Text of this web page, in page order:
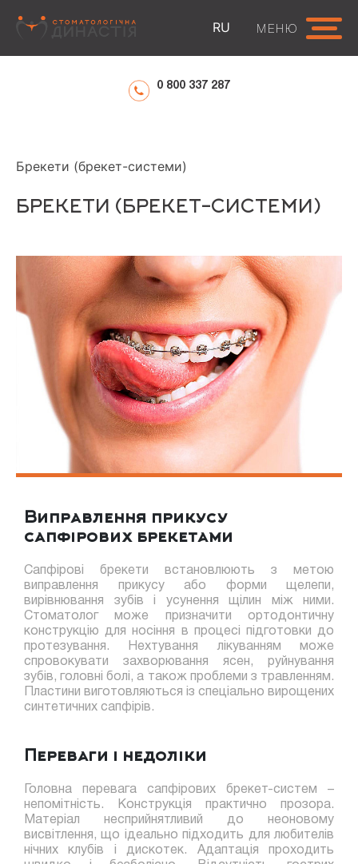
RU
0 800 337 287
Брекети (брекет-системи)
БРЕКЕТИ (БРЕКЕТ-СИСТЕМИ)
Виправлення прикусу
сапфірових брекетами
Сапфірові брекети встановлюють з метою
виправлення прикусу або форми щелепи,
вирівнювання зубів і усунення щілин між ними.
Стоматолог може призначити ортодонтичну
конструкцію для носіння в процесі підготовки до
протезування. Нехтування лікуванням може
спровокувати захворювання ясен, руйнування
зубів, головні болі, а також проблеми з травленням.
Пластини виготовляються із спеціально вирощених
синтетичних сапфірів.
Переваги і недоліки
Головна перевага сапфірових брекет-систем –
непомітність. Конструкція практично прозора.
Матеріал несприйнятливий до неоновому
висвітлення, що ідеально підходить для любителів
нічних клубів і дискотек. Адаптація проходить
МЕНЮ